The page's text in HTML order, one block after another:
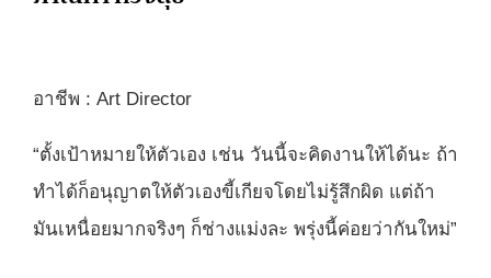
อาชีพ : Art Director
“ตั้งเป้าหมายให้ตัวเอง เช่น วันนี้จะคิดงานให้ได้นะ ถ้า
ทำได้ก็อนุญาตให้ตัวเองขี้เกียจโดยไม่รู้สึกผิด แต่ถ้า
มันเหนื่อยมากจริงๆ ก็ช่างแม่งละ พรุ่งนี้ค่อยว่ากันใหม่”